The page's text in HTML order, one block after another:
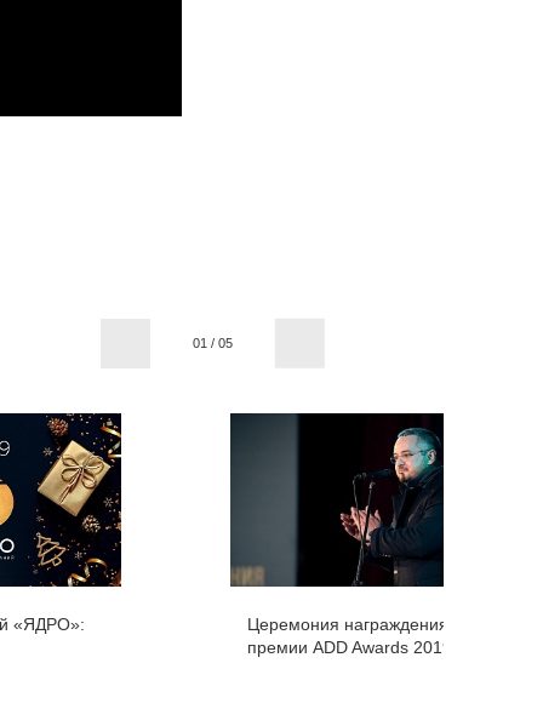
01/ 05
«ЯДРО»:
Церемония награждения
премии ADD Awards 2019